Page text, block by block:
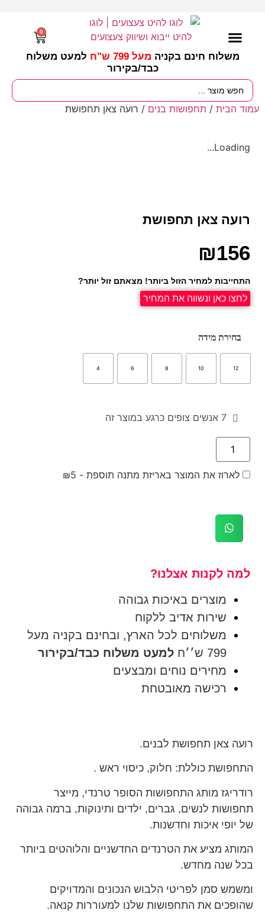
משלוח חינם בקניה מעל 799 ש"ח
למעט משלוח
כבד/בקירור
0
עמוד הבית / תחפושות בנים / רועה צאן תחפושת
Loading...
רועה צאן תחפושת
₪156
התחייבות למחיר הזול ביותר! מצאתם זול יותר?
לחצו כאן ונשווה את המחיר
בחירת מידה
12
10
8
6
4
7 אנשים צופים כרגע במוצר זה
לארוז את המוצר באריזת מתנה תוספת - ₪5
למה לקנות אצלנו?
מוצרים באיכות גבוהה
שירות אדיב ללקוח
משלוחים לכל הארץ, ובחינם בקניה מעל
799 ש׳׳ח
למעט משלוח כבד/בקירור
מחירים נוחים ומבצעים
רכישה מאובטחת
רועה צאן תחפושת לבנים.
התחפושת כוללת: חלוק, כיסוי ראש .
רודריגז מותג התחפושות הסופר טרנדי, מייצר
תחפושות לנשים, גברים, ילדים ותינוקות, ברמה גבוהה
של יופי איכות וחדשנות.
המותג מציע את הטרנדים החדשניים והלוהטים ביותר
בכל שנה מחדש.
ומשמש סמן לפריטי הלבוש הנכונים והמדויקים
שהופכים את התחפושות שלנו למעוררות קנאה.